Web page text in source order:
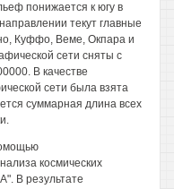
понижается к югу в
текут главные
Куффо, Веме, Окпара и
сети сняты с
В качестве
сети была взята
суммарная длина всех
космических
В результате